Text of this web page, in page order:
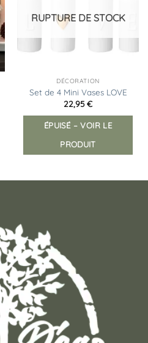
RUPTURE DE STOCK
DÉCORATION
Set de 4 Mini Vases LOVE
22,95€
ÉPUISÉ – VOIR LE
PRODUIT